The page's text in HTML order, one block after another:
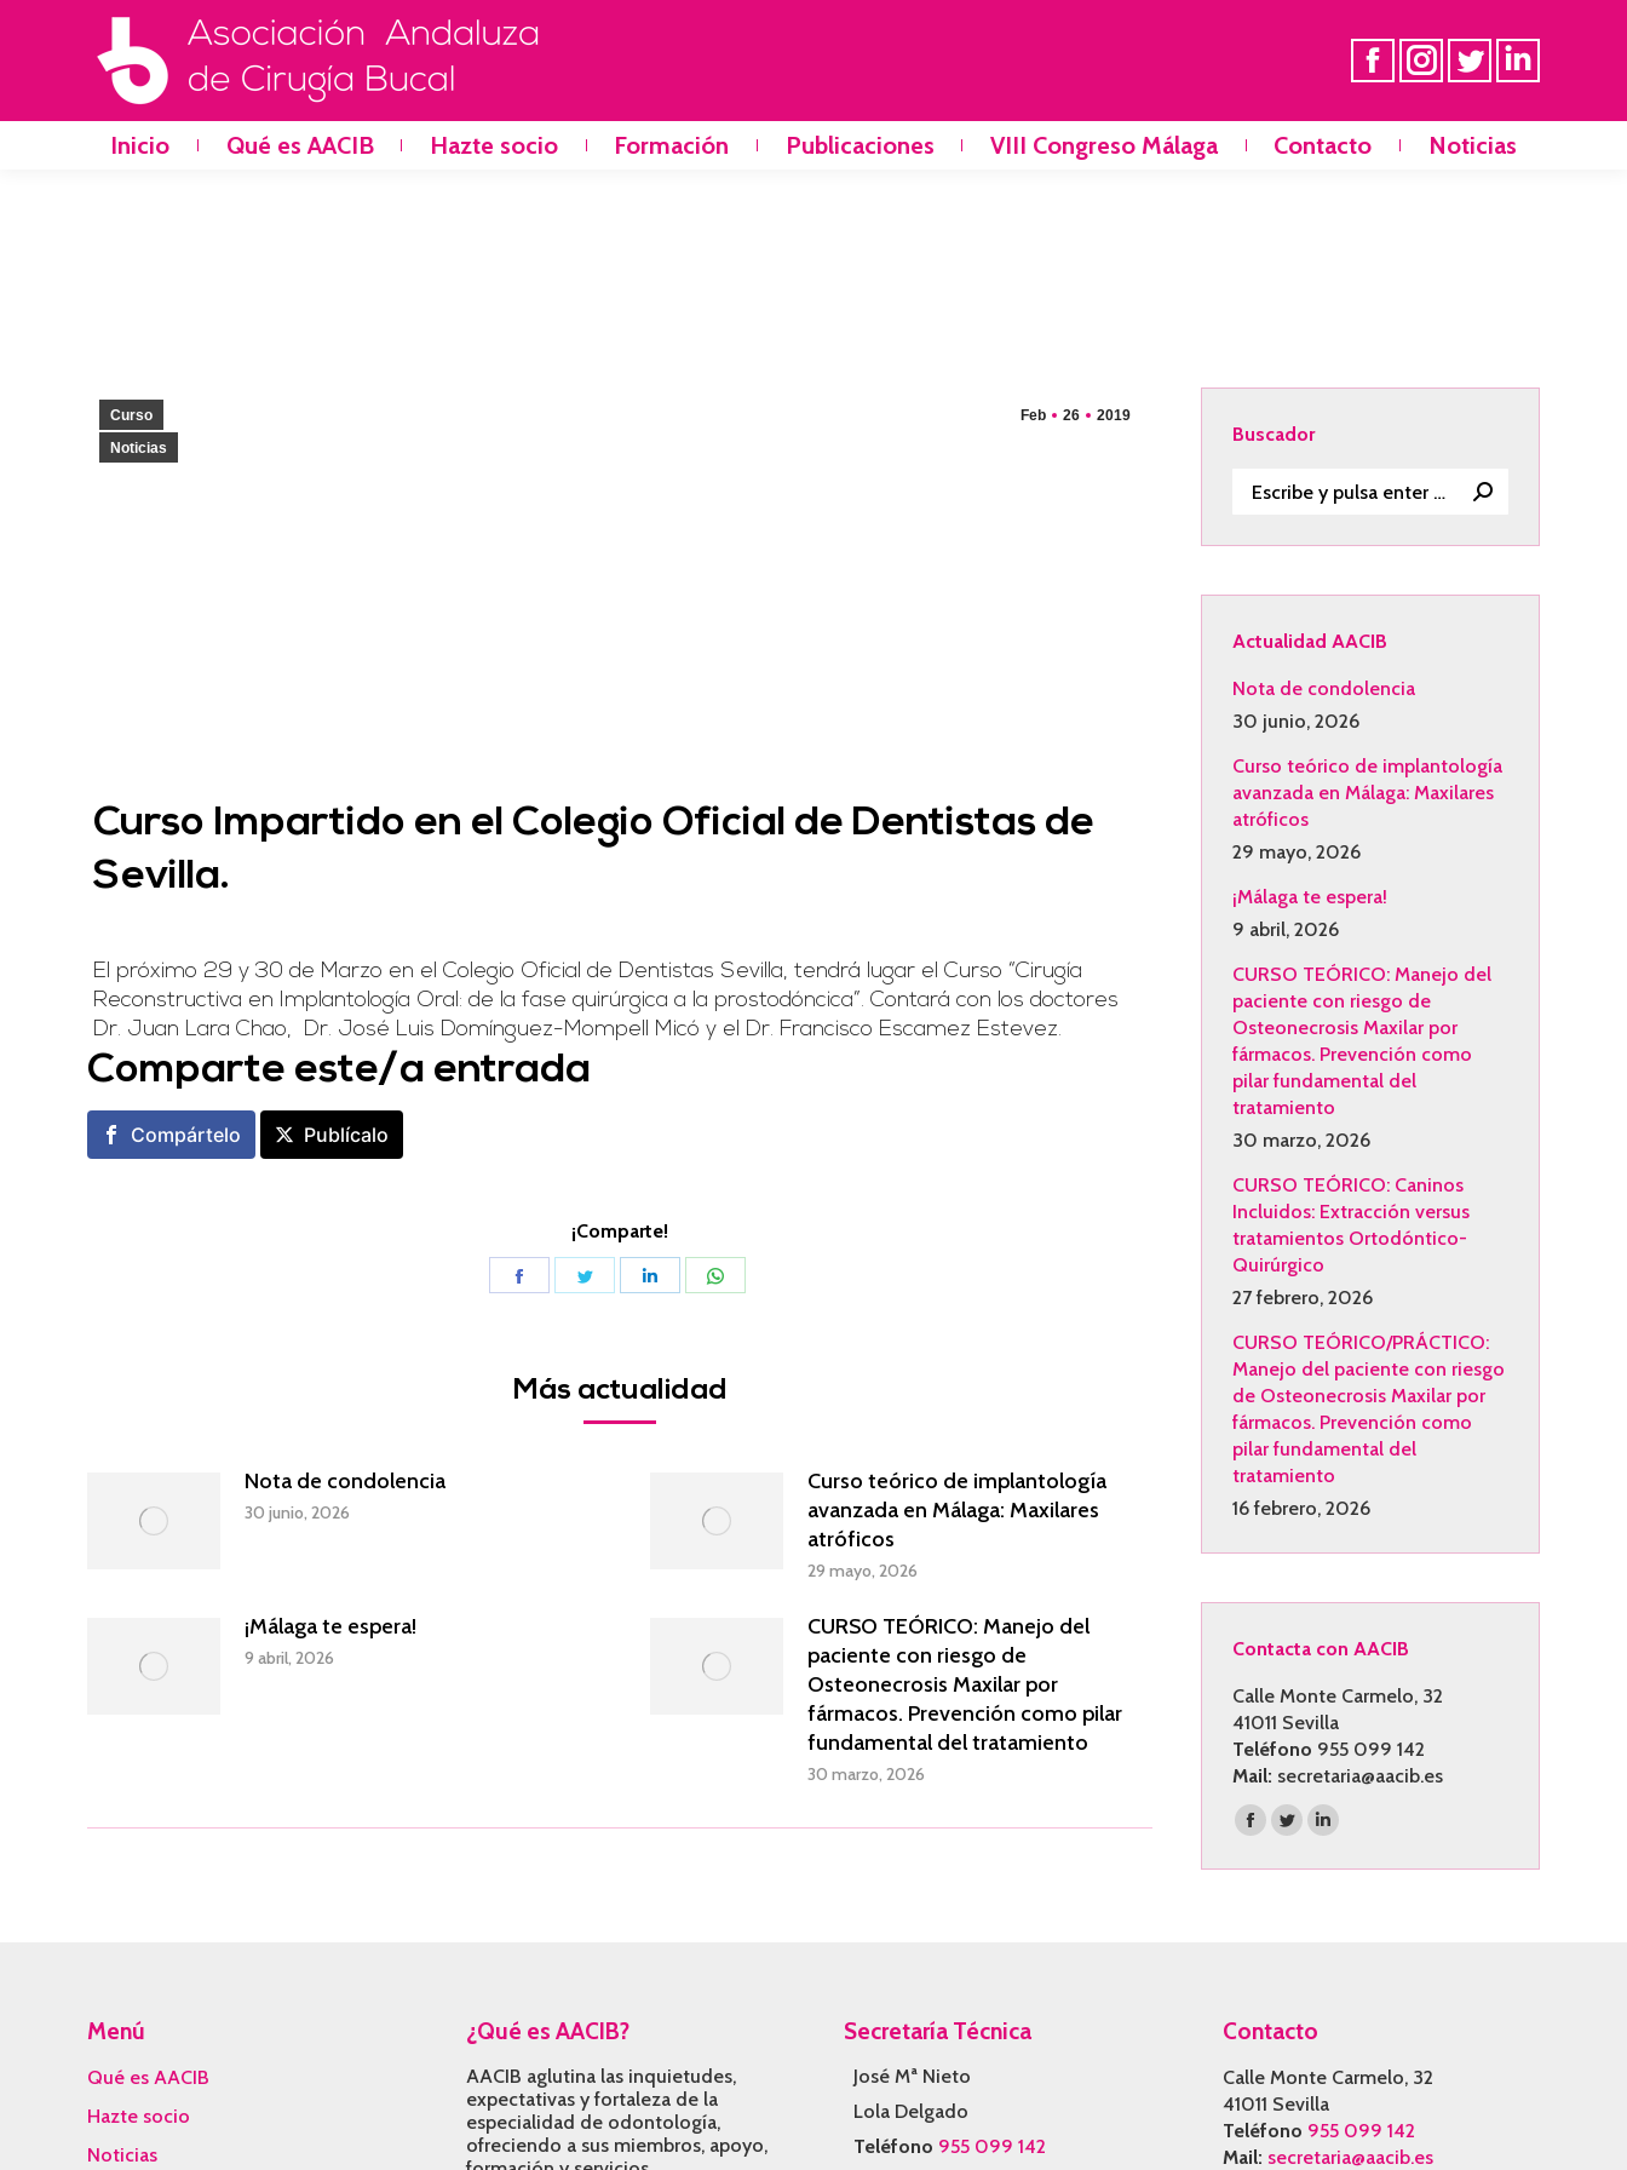
Inicio Qué es AACIB Hazte socio Formación Publicaciones VIII Congreso Málaga Contacto Noticias
Feb 26 2019
Curso
Noticias
Curso Impartido en el Colegio Oficial de Dentistas de
Sevilla.
El próximo 29 y 30 de Marzo en el Colegio Oficial de Dentistas Sevilla, tendrá lugar el Curso “Cirugía
Reconstructiva en Implantología Oral: de la fase quirúrgica a la prostodóncica”. Contará con los doctores
Dr. Juan Lara Chao, Dr. José Luis Domínguez-Mompell Micó y el Dr. Francisco Escamez Estevez.
Comparte este/a entrada
Compártelo Publícalo
¡Comparte!
Share
Share
Más actualidad
Nota de condolencia
30 junio, 2026
Curso teórico de implantología
avanzada en Málaga: Maxilares
atróficos
29 mayo, 2026
¡Málaga te espera!
9 abril, 2026
CURSO TEÓRICO: Manejo del
paciente con riesgo de
Osteonecrosis Maxilar por
fármacos. Prevención como pilar
fundamental del tratamiento
30 marzo, 2026
Buscador
Buscar:
Actualidad AACIB
Nota de condolencia
30 junio, 2026
Curso teórico de implantología
avanzada en Málaga: Maxilares
atróficos
29 mayo, 2026
¡Málaga te espera!
9 abril, 2026
CURSO TEÓRICO: Manejo del
paciente con riesgo de
Osteonecrosis Maxilar por
fármacos. Prevención como
pilar fundamental del
tratamiento
30 marzo, 2026
CURSO TEÓRICO: Caninos
Incluidos: Extracción versus
tratamientos Ortodóntico-
Quirúrgico
27 febrero, 2026
CURSO TEÓRICO/PRÁCTICO:
Manejo del paciente con riesgo
de Osteonecrosis Maxilar por
fármacos. Prevención como
pilar fundamental del
tratamiento
16 febrero, 2026
Contacta con AACIB
Calle Monte Carmelo, 32
41011 Sevilla
Teléfono 955 099 142
Mail: secretaria@aacib.es
Encuéntranos en:
Facebook
page
Twitter
page
Linkedin
page
Menú
Qué es AACIB
Hazte socio
Noticias
¿Qué es AACIB?
AACIB aglutina las inquietudes,
expectativas y fortaleza de la
especialidad de odontología,
ofreciendo a sus miembros, apoyo,
Secretaría Técnica
José Mª Nieto
Lola Delgado
Teléfono 955 099 142
Contacto
Calle Monte Carmelo, 32
41011 Sevilla
Teléfono 955 099 142
Mail: secretaria@aacib.es